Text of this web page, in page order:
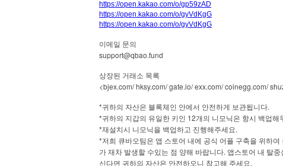
https://open.kakao.com/o/gp59zAD
https://open.kakao.com/o/gyVdKgG
https://open.kakao.com/o/gyVdKgG
이메일 문의
support@qbao.fund
상장된 거래소 목록
<bjex.com/ hksy.com/ gate.io/ exx.com/ coinegg.com/
*귀하의 자산은 블록체인 안에서 안전하게 보관됩니다.
*귀하의 지갑의 유일한 키인 12개의 니모닉은 항시 백업해
*재설치시 니모닉을 백업하고 진행해주세요.
*저희 큐바오팀은 앱 스토어 내에 공식 어플 구축을 위하여
가재차 발생할 수있는 점 양해 바랍니다. 앱스토어 내 탈중
신다면 귀하의 자산은 안전하오니 참고해 주세요.